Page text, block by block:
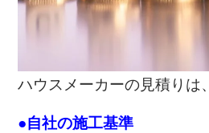
ハウスメーカーの見積りは、
●自社の施工基準